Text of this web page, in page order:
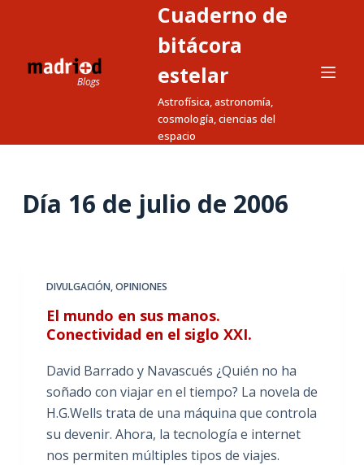
a
Cuaderno de
bitácora
estelar
Astrofísica, astronomía,
cosmología, ciencias del
espacio
Día 16 de julio de 2006
DIVULGACIÓN,OPINIONES
El mundo en sus manos.
Conectividad en el siglo XXI.
David Barrado y Navascués ¿Quién no ha
soñado con viajar en el tiempo? La novela de
H.G.Wells trata de una máquina que controla
su devenir. Ahora, la tecnología e internet
nos permiten múltiples tipos de viajes.